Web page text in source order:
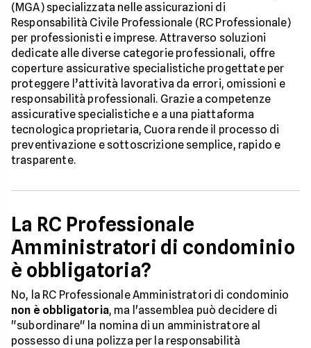
(MGA) specializzata nelle assicurazioni di
Responsabilità Civile Professionale (RC Professionale)
per professionisti e imprese. Attraverso soluzioni
dedicate alle diverse categorie professionali, offre
coperture assicurative specialistiche progettate per
proteggere l’attività lavorativa da errori, omissioni e
responsabilità professionali. Grazie a competenze
assicurative specialistiche e a una piattaforma
tecnologica proprietaria, Cuora rende il processo di
preventivazione e sottoscrizione semplice, rapido e
trasparente.
La RC Professionale
Amministratori di condominio
è obbligatoria?
No, la RC Professionale Amministratori di condominio
non è obbligatoria, ma l'assemblea può decidere di
"subordinare" la nomina di un amministratore al
possesso di una polizza per la responsabilità